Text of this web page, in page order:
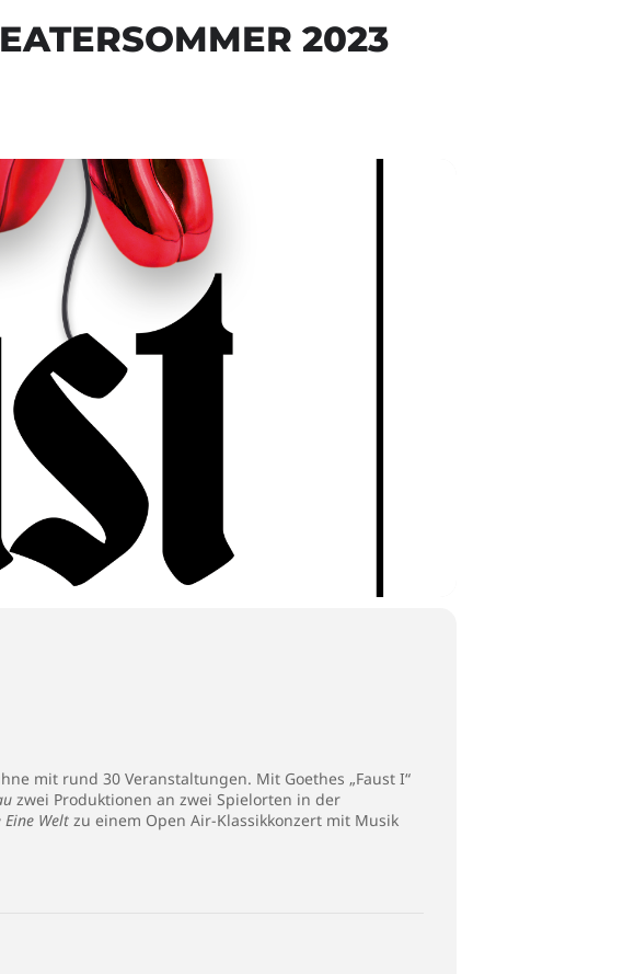
2023
mit rund 30 Veranstaltungen. Mit Goethes „Faust I“
zwei Produktionen an zwei Spielorten in der
Welt zu einem Open Air-Klassikkonzert mit Musik